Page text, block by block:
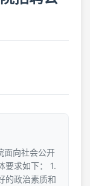
面向社会公开
要求如下： 1.
的政治素质和